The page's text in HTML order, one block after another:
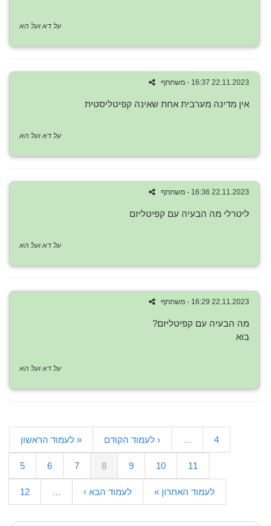
על דא ועל הא
22.11.2023 16:37 - משתתף
אין מדינה מערבית אחת שאינה קפיטליסטית
על דא ועל הא
22.11.2023 16:36 - משתתף
ליטרלי מה הבעיה עם קפיטליזם
על דא ועל הא
22.11.2023 16:29 - משתתף
מה הבעיה עם קפיטליזם?
בוא
על דא ועל הא
« לעמוד הראשון ‹ לעמוד הקודם … 4
5 6 7 8 9 10 11
12 … לעמוד הבא › לעמוד האחרון »